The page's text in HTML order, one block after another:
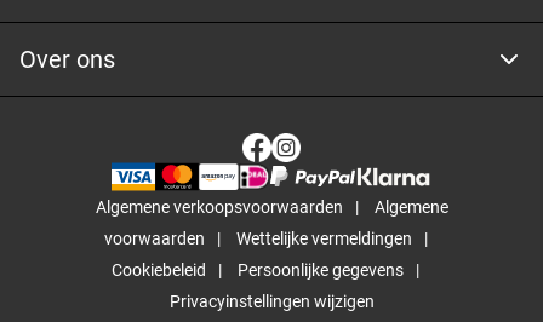
Over ons
Algemene verkoopsvoorwaarden
Algemene
voorwaarden
Wettelijke vermeldingen
Cookiebeleid
Persoonlijke gegevens
Privacyinstellingen wijzigen